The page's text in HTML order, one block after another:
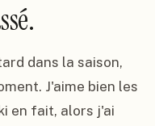
dans la saison,
J'aime bien les
en fait, alors j'ai